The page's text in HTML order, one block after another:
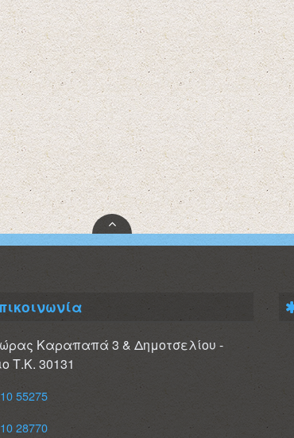
Καραπαπά 3 & Δημοτσελίου -
Τ.Κ. 30131
55275
28770